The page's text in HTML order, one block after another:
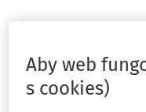
Aby web
s cookies)